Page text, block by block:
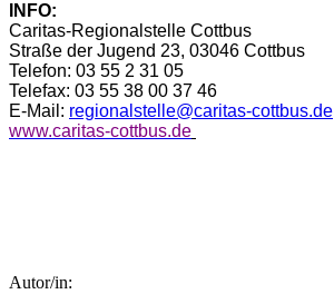
INFO:
Caritas-Regionalstelle Cottbus
Straße der Jugend 23, 03046 Cottbus
Telefon: 03 55 2 31 05
Telefax: 03 55 38 00 37 46
E-Mail: regionalstelle@caritas-cottbus.de
www.caritas-cottbus.de
Autor/in: